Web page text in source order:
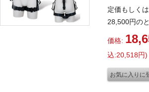
TH-521-
BX
（ネイビ
TH-521-
BX
（ダーク
Lサイズ
定価もしく
28,500円の
価格:
込:20,518円)